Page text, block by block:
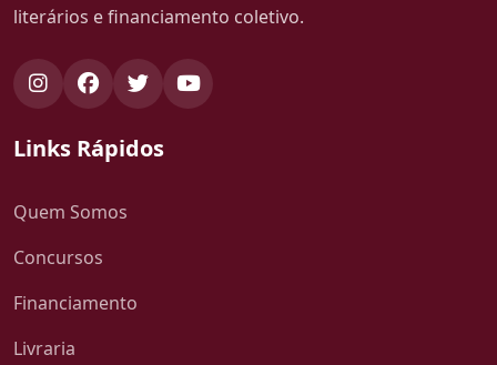
literários e financiamento coletivo.
Links Rápidos
Quem Somos
Concursos
Financiamento
Livraria